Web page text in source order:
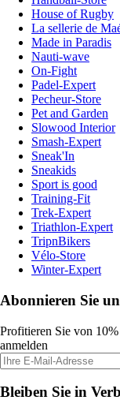
House of Rugby
La sellerie de
Made in Paradis
Nauti-wave
On-Fight
Padel-Expert
Pecheur-Store
Pet and Garden
Slowood Interior
Smash-Expert
Sneak'In
Sneakids
Sport is good
Training-Fit
Trek-Expert
Triathlon-Expert
TripnBikers
Vélo-Store
Winter-Expert
Abonnieren Sie
Profitieren Sie von
anmelden
Bleiben Sie in